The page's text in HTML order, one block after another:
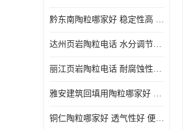
黔东南陶粒哪家好 稳定性高 长期使用寿命较长
达州页岩陶粒电话 水分调节性好 密度低 重量轻
丽江页岩陶粒电话 耐腐蚀性较强 便于搬运和使用
雅安建筑回填用陶粒哪家好 孔隙率高 比重轻 密度较小
铜仁陶粒哪家好 透气性好 便于搬运和使用